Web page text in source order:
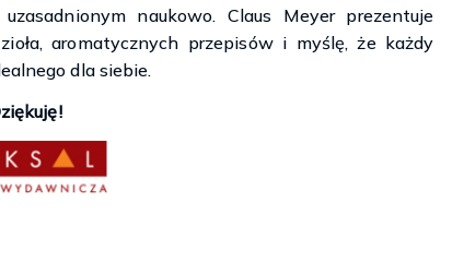
naukowo. Claus Meyer prezentuje
aromatycznych przepisów i myślę, że każdy
dla siebie.